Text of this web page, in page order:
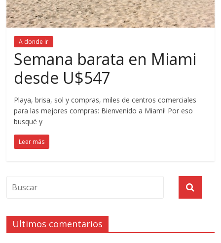
A donde ir
Semana barata en Miami
desde U$547
Playa, brisa, sol y compras, miles de centros comerciales
para las mejores compras: Bienvenido a Miami! Por eso
busqué y
Leer más
Ultimos comentarios